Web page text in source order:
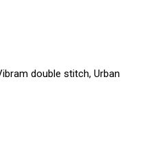
double stitch, Urban